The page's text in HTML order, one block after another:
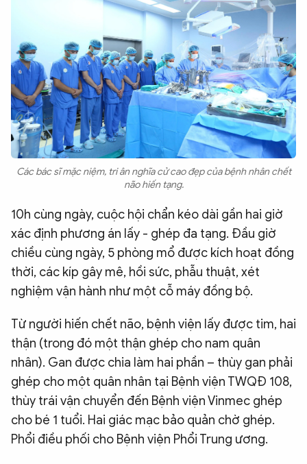
Các bác sĩ mặc niệm, tri ân nghĩa cử cao đẹp của bệnh nhân chết
não hiến tạng.
10h cùng ngày, cuộc hội chẩn kéo dài gần hai giờ
xác định phương án lấy - ghép đa tạng. Đầu giờ
chiều cùng ngày, 5 phòng mổ được kích hoạt đồng
thời, các kíp gây mê, hồi sức, phẫu thuật, xét
nghiệm vận hành như một cỗ máy đồng bộ.
Từ người hiến chết não, bệnh viện lấy được tim, hai
thận (trong đó một thận ghép cho nam quân
nhân). Gan được chia làm hai phần – thùy gan phải
ghép cho một quân nhân tại Bệnh viện TWQĐ 108,
thùy trái vận chuyển đến Bệnh viện Vinmec ghép
cho bé 1 tuổi. Hai giác mạc bảo quản chờ ghép.
Phổi điều phối cho Bệnh viện Phổi Trung ương.